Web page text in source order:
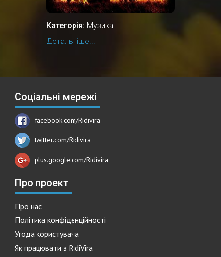
Категорія: Музика
Детальніше...
Соціальні мережі
facebook.com/Ridivira
twitter.com/Ridivira
plus.google.com/Ridivira
Про проект
Про нас
Політика конфіденційності
Угода користувача
Як працювати з RidiVira